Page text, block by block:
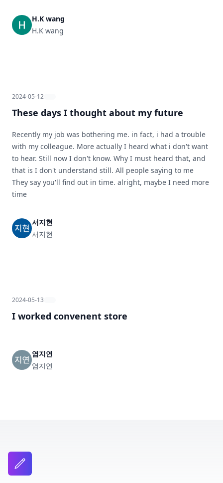
H.K wang
H.K wang
2024-05-12
These days I thought about my future
Recently my job was bothering me. in fact, i had a trouble
with my colleague. More actually I heard what i don't want
to hear. Still now I don't know. Why I must heard that, and
that is I don't understand still. All people saying to me
They say you'll find out in time. alright, maybe I need more
time
서지현
서지현
2024-05-13
I worked convenent store
염지연
염지연